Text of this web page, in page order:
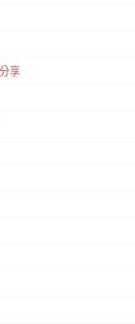
享